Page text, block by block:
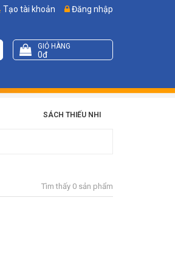
Tạo tài khoản Đăng nhập
GIỎ HÀNG
0đ
SÁCH THIẾU NHI
Tìm thấy 0 sản phẩm